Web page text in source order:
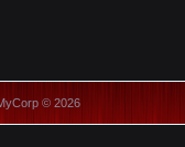
© 2026